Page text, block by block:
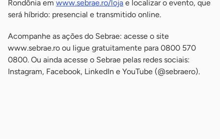
Rondônia em www.sebrae.ro/loja e localizar o evento, que
será híbrido: presencial e transmitido online.
Acompanhe as ações do Sebrae: acesse o site
www.sebrae.ro ou ligue gratuitamente para 0800 570
0800. Ou ainda acesse o Sebrae pelas redes sociais:
Instagram, Facebook, LinkedIn e YouTube (@sebraero).